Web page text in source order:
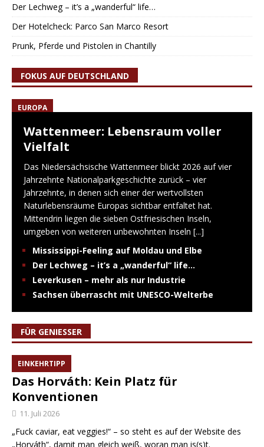
Der Lechweg – it’s a „wanderful“ life…
Der Hotelcheck: Parco San Marco Resort
Prunk, Pferde und Pistolen in Chantilly
FOKUS AUF DEUTSCHLAND
EUROPA
Wattenmeer: Lebensraum voller
Vielfalt
Das Niedersächsische Wattenmeer blickt 2026 auf vier
Jahrzehnte Nationalparkgeschichte zurück – vier
Jahrzehnte, in denen sich einer der wertvollsten
Naturlebensräume Europas sichtbar entfaltet hat.
Mittendrin liegen die sieben Ostfriesischen Inseln,
umgeben von weiteren unbewohnten Inseln [...]
Mississippi-Feeling auf Moldau und Elbe
Der Lechweg – it’s a „wanderful“ life…
Leverkusen – mehr als nur Industrie
Sachsen überrascht mit UNESCO-Welterbe
FÜR GENIESSER
EINKEHRTIPP
Das Horváth: Kein Platz für
Konventionen
11. Juli 2026
„Fuck caviar, eat veggies!“ – so steht es auf der Website des
„Horváth“, damit man gleich weiß, woran man is(s)t.